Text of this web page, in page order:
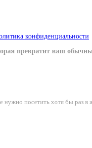
конфиденциальности
превратит ваш
посетить хотя бы раз в